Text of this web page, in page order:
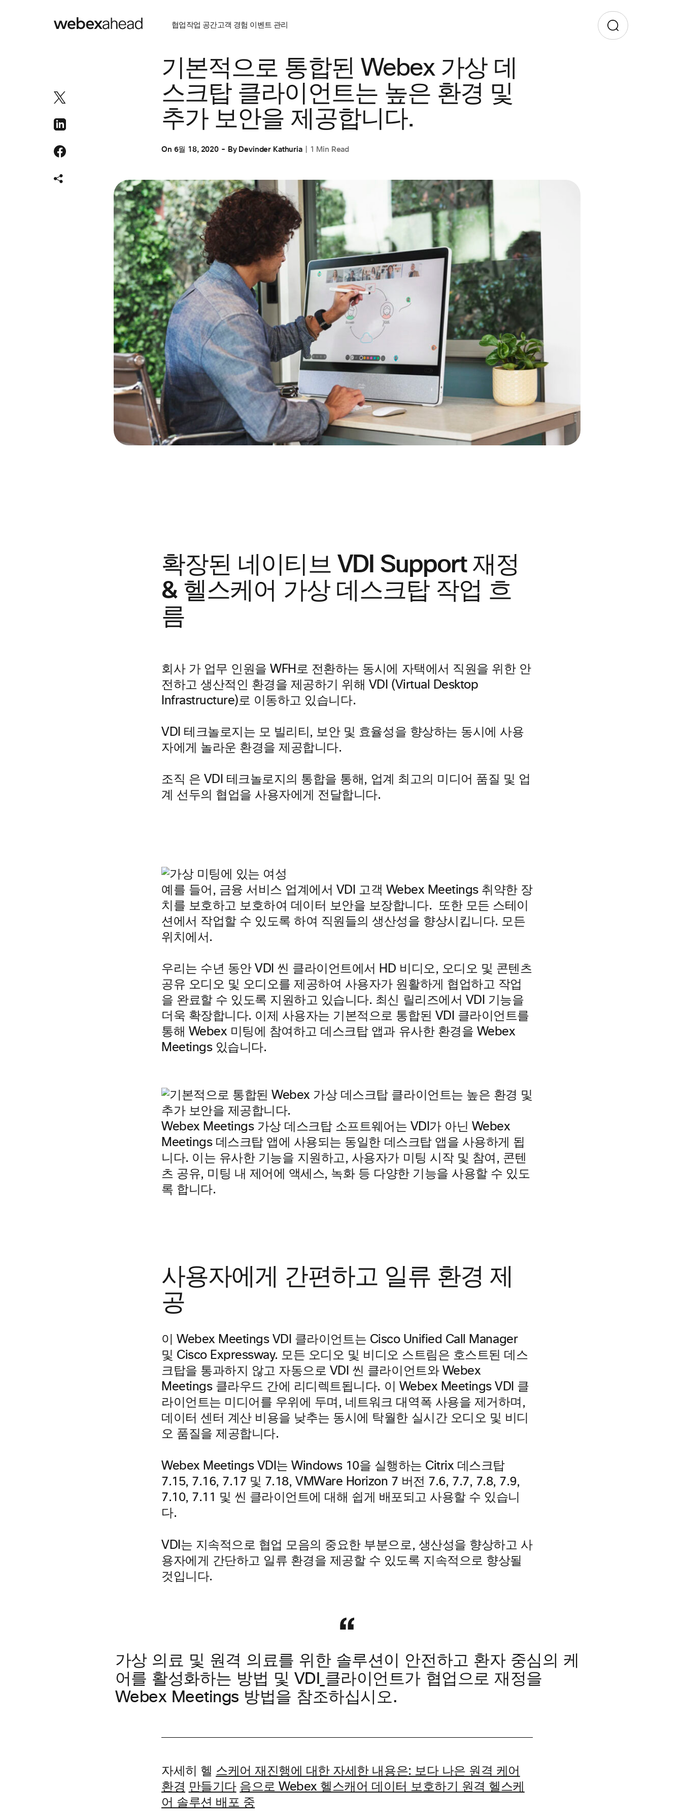
협업작업 공간고객 경험 이벤트 관리
기본적으로 통합된 Webex 가상 데
스크탑 클라이언트는 높은 환경 및
추가 보안을 제공합니다.
On 6월 18, 2020 By Devinder Kathuria 1 Min Read
확장된 네이티브 VDI Support 재정
& 헬스케어 가상 데스크탑 작업 흐
름
회사 가 업무 인원을 WFH로 전환하는 동시에 자택에서 직원을 위한 안
전하고 생산적인 환경을 제공하기 위해 VDI (Virtual Desktop
Infrastructure)로 이동하고 있습니다.
VDI 테크놀로지는 모 빌리티, 보안 및 효율성을 향상하는 동시에 사용
자에게 놀라운 환경을 제공합니다.
조직 은 VDI 테크놀로지의 통합을 통해, 업계 최고의 미디어 품질 및 업
계 선두의 협업을 사용자에게 전달합니다.
예를 들어, 금융 서비스 업계에서 VDI 고객 Webex Meetings 취약한 장
치를 보호하고 보호하여 데이터 보안을 보장합니다. 또한 모든 스테이
션에서 작업할 수 있도록 하여 직원들의 생산성을 향상시킵니다. 모든
위치에서.
우리는 수년 동안 VDI 씬 클라이언트에서 HD 비디오, 오디오 및 콘텐츠
공유 오디오 및 오디오를 제공하여 사용자가 원활하게 협업하고 작업
을 완료할 수 있도록 지원하고 있습니다. 최신 릴리즈에서 VDI 기능을
더욱 확장합니다. 이제 사용자는 기본적으로 통합된 VDI 클라이언트를
통해 Webex 미팅에 참여하고 데스크탑 앱과 유사한 환경을 Webex
Meetings 있습니다.
Webex Meetings 가상 데스크탑 소프트웨어는 VDI가 아닌 Webex
Meetings 데스크탑 앱에 사용되는 동일한 데스크탑 앱을 사용하게 됩
니다. 이는 유사한 기능을 지원하고, 사용자가 미팅 시작 및 참여, 콘텐
츠 공유, 미팅 내 제어에 액세스, 녹화 등 다양한 기능을 사용할 수 있도
록 합니다.
사용자에게 간편하고 일류 환경 제
공
이 Webex Meetings VDI 클라이언트는 Cisco Unified Call Manager
및 Cisco Expressway. 모든 오디오 및 비디오 스트림은 호스트된 데스
크탑을 통과하지 않고 자동으로 VDI 씬 클라이언트와 Webex
Meetings 클라우드 간에 리디렉트됩니다. 이 Webex Meetings VDI 클
라이언트는 미디어를 우위에 두며, 네트워크 대역폭 사용을 제거하며,
데이터 센터 계산 비용을 낮추는 동시에 탁월한 실시간 오디오 및 비디
오 품질을 제공합니다.
Webex Meetings VDI는 Windows 10을 실행하는 Citrix 데스크탑
7.15, 7.16, 7.17 및 7.18, VMWare Horizon 7 버전 7.6, 7.7, 7.8, 7.9,
7.10, 7.11 및 씬 클라이언트에 대해 쉽게 배포되고 사용할 수 있습니
다.
VDI는 지속적으로 협업 모음의 중요한 부분으로, 생산성을 향상하고 사
용자에게 간단하고 일류 환경을 제공할 수 있도록 지속적으로 향상될
것입니다.
가상 의료 및 원격 의료를 위한 솔루션이 안전하고 환자 중심의 케
어를 활성화하는 방법 및 VDI
클라이언트가 협업으로 재정을
Webex Meetings 방법을 참조하십시오.
자세히 헬 스케어 재진행에 대한 자세한 내용은: 보다 나은 원격 케어
환경 만들기다 음으로 Webex 헬스캐어 데이터 보호하기 원격 헬스케
어 솔루션 배포 중